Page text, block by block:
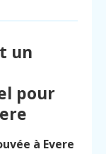
un
pour
à Evere